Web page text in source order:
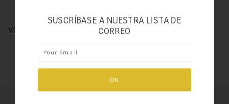
VERSACE POUR HOMME 3.4OZ
SUSCRÍBASE A NUESTRA LISTA DE
CORREO